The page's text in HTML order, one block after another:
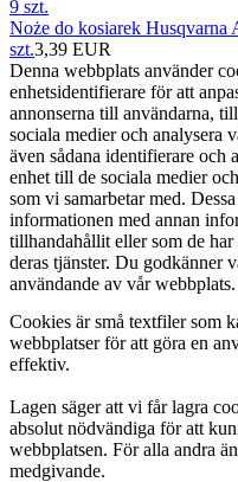
Noże do kosiarek Husqvarna
szt.3,39 EUR
Denna webbplats använder
enhetsidentifierare för att
annonserna till användarna,
sociala medier och analysera
även sådana identifierare och
enhet till de sociala medier
som vi samarbetar med.
informationen med annan
tillhandahållit eller som de
deras tjänster. Du godkänner
användande av vår webbplats.
Cookies är små textfiler som
webbplatser för att göra en
effektiv.
Lagen säger att vi får lagra
absolut nödvändiga för att
webbplatsen. För alla andra
medgivande.